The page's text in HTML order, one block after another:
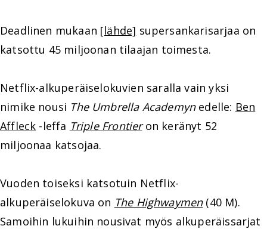
Deadlinen mukaan [lähde] supersankarisarjaa on
katsottu 45 miljoonan tilaajan toimesta.
Netflix-alkuperäiselokuvien saralla vain yksi
nimike nousi The Umbrella Academynedelle: Ben
Affleck -leffa Triple Frontieron keränyt 52
miljoonaa katsojaa.
Vuoden toiseksi katsotuin Netflix-
alkuperäiselokuva on The Highwaymen(40 M).
Samoihin lukuihin nousivat myös alkuperäissarjat